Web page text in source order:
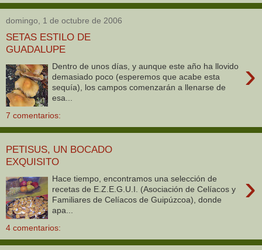
domingo, 1 de octubre de 2006
SETAS ESTILO DE
GUADALUPE
›
Dentro de unos días, y aunque este año ha llovido
demasiado poco (esperemos que acabe esta
sequía), los campos comenzarán a llenarse de
esa...
7 comentarios:
PETISUS, UN BOCADO
EXQUISITO
›
Hace tiempo, encontramos una selección de
recetas de E.Z.E.G.U.I. (Asociación de Celíacos y
Familiares de Celíacos de Guipúzcoa), donde
apa...
4 comentarios: